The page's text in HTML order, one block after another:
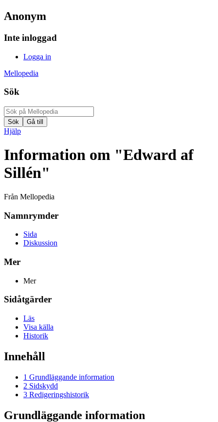
Anonym
Inte inloggad
Logga in
Mellopedia
Sök
Hjälp
Information om "Edward af
Sillén"
Från Mellopedia
Namnrymder
Sida
Diskussion
Mer
Mer
Sidåtgärder
Läs
Visa källa
Historik
Innehåll
1 Grundläggande information
2 Sidskydd
3 Redigeringshistorik
Grundläggande information